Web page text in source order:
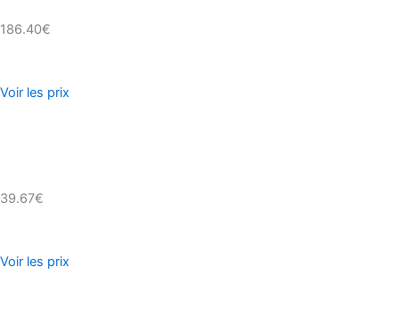
186.40€
Voir les prix
39.67€
Voir les prix